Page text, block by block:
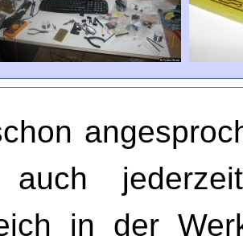
schon
auch
in der